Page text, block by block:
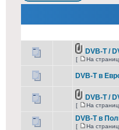
DVB-T /
[ На
DVB-T в
DVB-T /
[ На
DVB-T в
[ На